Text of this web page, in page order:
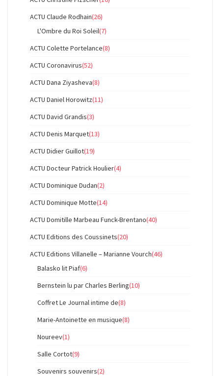
ACTU Claude Rodhain(26)
L'Ombre du Roi Soleil(7)
ACTU Colette Portelance(8)
ACTU Coronavirus(52)
ACTU Dana Ziyasheva(8)
ACTU Daniel Horowitz(11)
ACTU David Grandis(3)
ACTU Denis Marquet(13)
ACTU Didier Guillot(19)
ACTU Docteur Patrick Houlier(4)
ACTU Dominique Dudan(2)
ACTU Dominique Motte(14)
ACTU Domitille Marbeau Funck-Brentano(40)
ACTU Editions des Coussinets(20)
ACTU Editions Villanelle – Marianne Vourch(46)
Balasko lit Piaf(6)
Bernstein lu par Charles Berling(10)
Coffret Le Journal intime de(8)
Marie-Antoinette en musique(8)
Noureev(1)
Salle Cortot(9)
Souvenirs souvenirs(2)